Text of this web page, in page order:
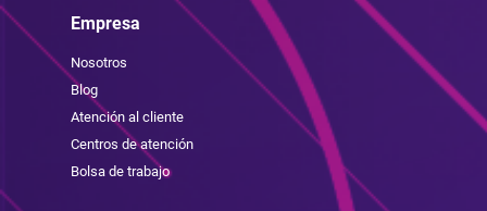
Empresa
Nosotros
Blog
Atención al cliente
Centros de atención
Bolsa de trabajo